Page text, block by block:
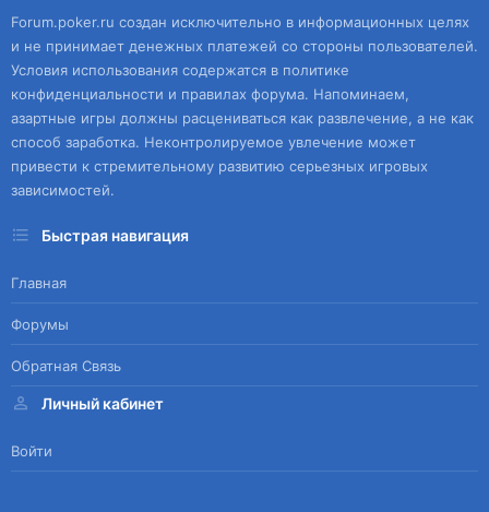
Forum.poker.ru создан исключительно в информационных целях
и не принимает денежных платежей со стороны пользователей.
Условия использования содержатся в политике
конфиденциальности и правилах форума. Напоминаем,
азартные игры должны расцениваться как развлечение, а не как
способ заработка. Неконтролируемое увлечение может
привести к стремительному развитию серьезных игровых
зависимостей.
Быстрая навигация
Главная
Форумы
Обратная Связь
Личный кабинет
Войти